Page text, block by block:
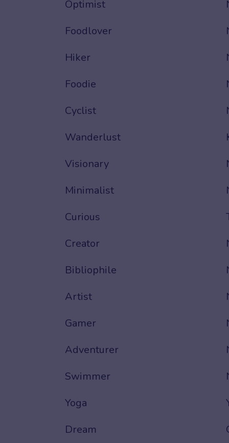
Optimist
Foodlover
Hiker
Foodie
Cyclist
Wanderlust
Visionary
Minimalist
Curious
Creator
Bibliophile
Artist
Gamer
Adventurer
Swimmer
Yoga
Dream